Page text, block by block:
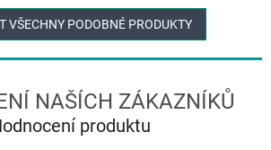
VŠECHNY PODOBNÉ PRODUKTY
produktu